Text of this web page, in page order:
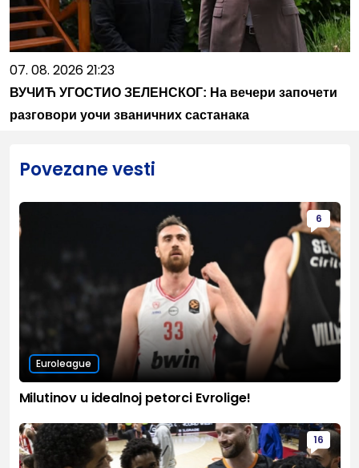
07. 08. 2026 21:23
ВУЧИЋ УГОСТИО ЗЕЛЕНСКОГ: На вечери започети
разговори уочи званичних састанака
Povezane vesti
6
Euroleague
Milutinov u idealnoj petorci Evrolige!
16